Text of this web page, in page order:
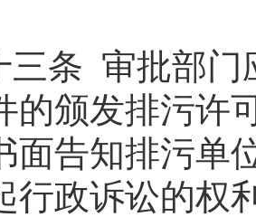
三条 审批部门
的颁发排污许
面告知排污单
行政诉讼的权